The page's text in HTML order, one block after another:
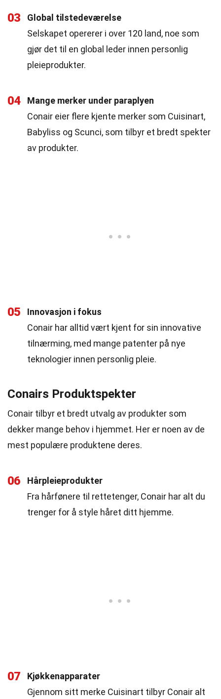
03
Global tilstedeværelse
Selskapet opererer i over 120 land, noe som
gjør det til en global leder innen personlig
pleieprodukter.
04
Mange merker under paraplyen
Conair eier flere kjente merker som Cuisinart,
Babyliss og Scunci, som tilbyr et bredt spekter
av produkter.
05
Innovasjon i fokus
Conair har alltid vært kjent for sin innovative
tilnærming, med mange patenter på nye
teknologier innen personlig pleie.
Conairs Produktspekter
Conair tilbyr et bredt utvalg av produkter som
dekker mange behov i hjemmet. Her er noen av de
mest populære produktene deres.
06
Hårpleieprodukter
Fra hårfønere til rettetenger, Conair har alt du
trenger for å style håret ditt hjemme.
07
Kjøkkenapparater
Gjennom sitt merke Cuisinart tilbyr Conair alt